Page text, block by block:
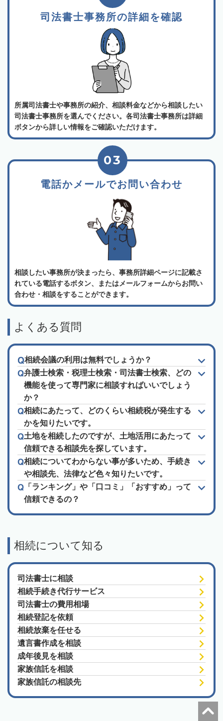
司法書士事務所の詳細を確認
所属司法書士や事務所の紹介、相談料金などから相談したい
司法書士事務所を選んでください。各司法書士事務所は詳細
ボタンから詳しい情報をご確認いただけます。
電話かメールでお問い合わせ
03
相談したい事務所が決まったら、事務所詳細ページに記載さ
れている電話するボタン、またはメールフォームからお問い
合わせ・相談をすることができます。
よくある質問
相続会議の利用は無料でしょうか？
弁護士検索・税理士検索・司法書士検索、どの
機能を使って専門家に相談すればいいでしょう
か？
相続にあたって、どのくらい相続税が発生する
かを知りたいです。
土地を相続したのですが、土地活用にあたって
信頼できる相談先を探しています。
相続についてわからない事が多いため、手続き
や相談先、法律など色々知りたいです。
「ランキング」や「口コミ」「おすすめ」って
信頼できるの？
相続について知る
司法書士に相談
相続手続き代行サービス
司法書士の費用相場
相続登記を依頼
相続放棄を任せる
遺言書作成を相談
成年後見を相談
家族信託を相談
家族信託の相談先